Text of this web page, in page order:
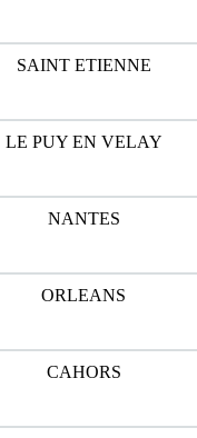
SAINT ETIENNE
LE PUY EN VELAY
NANTES
ORLEANS
CAHORS